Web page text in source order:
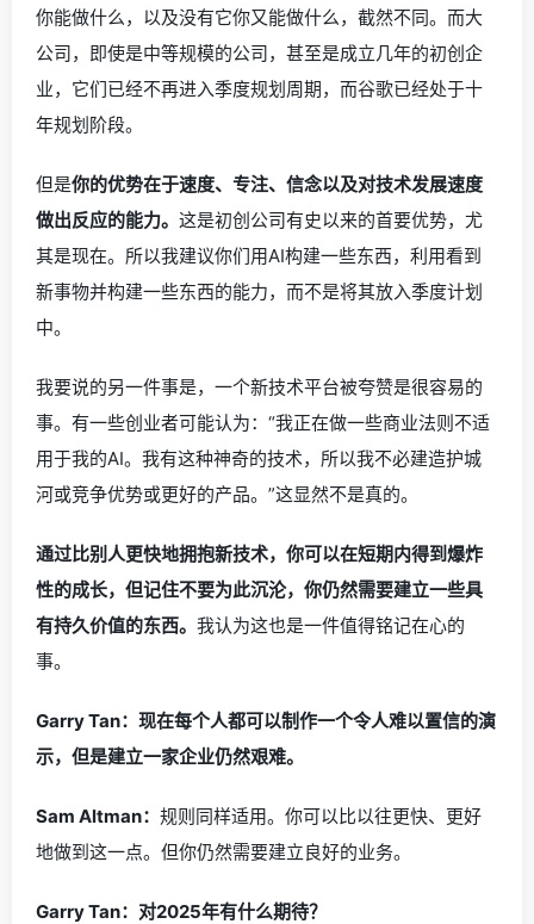
你能做什么，以及没有它你又能做什么，截然不同。而大
公司，即使是中等规模的公司，甚至是成立几年的初创企
业，它们已经不再进入季度规划周期，而谷歌已经处于十
年规划阶段。
但是你的优势在于速度、专注、信念以及对技术发展速度
做出反应的能力。 这是初创公司有史以来的首要优势，尤
其是现在。所以我建议你们用AI构建一些东西，利用看到
新事物并构建一些东西的能力，而不是将其放入季度计划
中。
我要说的另一件事是，一个新技术平台被夸赞是很容易的
事。有一些创业者可能认为：“我正在做一些商业法则不适
用于我的AI。我有这种神奇的技术，所以我不必建造护城
河或竞争优势或更好的产品。”这显然不是真的。
通过比别人更快地拥抱新技术，你可以在短期内得到爆炸
性的成长，但记住不要为此沉沦，你仍然需要建立一些具
有持久价值的东西。 我认为这也是一件值得铭记在心的
事。
Garry Tan：现在每个人都可以制作一个令人难以置信的演
示，但是建立一家企业仍然艰难。
Sam Altman： 规则同样适用。你可以比以往更快、更好
地做到这一点。但你仍然需要建立良好的业务。
Garry Tan：对2025年有什么期待？